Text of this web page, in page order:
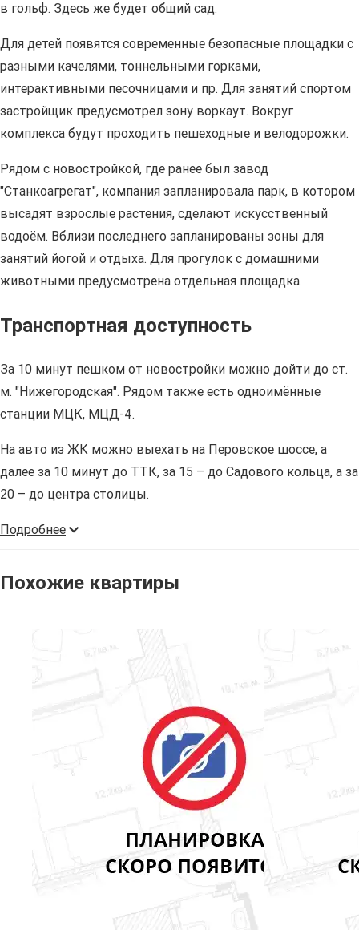
в гольф. Здесь же будет общий сад.
Для детей появятся современные безопасные площадки с
разными качелями, тоннельными горками,
интерактивными песочницами и пр. Для занятий спортом
застройщик предусмотрел зону воркаут. Вокруг
комплекса будут проходить пешеходные и велодорожки.
Рядом с новостройкой, где ранее был завод
"Станкоагрегат", компания запланировала парк, в котором
высадят взрослые растения, сделают искусственный
водоём. Вблизи последнего запланированы зоны для
занятий йогой и отдыха. Для прогулок с домашними
животными предусмотрена отдельная площадка.
Транспортная доступность
За 10 минут пешком от новостройки можно дойти до ст.
м. "Нижегородская". Рядом также есть одноимённые
станции МЦК, МЦД-4.
На авто из ЖК можно выехать на Перовское шоссе, а
далее за 10 минут до ТТК, за 15 – до Садового кольца, а за
20 – до центра столицы.
Подробнее
Похожие квартиры